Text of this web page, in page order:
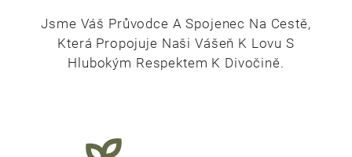
Jsme Váš Průvodce A Spojenec Na Cestě,
Která Propojuje Naši Vášeň K Lovu S
Hlubokým Respektem K Divočině.